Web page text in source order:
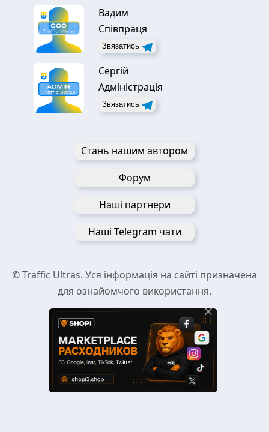
Вадим
Співпраця
Звязатись
Сергій
Адміністрація
Звязатись
Стань нашим автором
Форум
Наші партнери
Наші Telegram чати
© Traffic Ultras. Уся інформація на сайті призначена
для ознайомчого використання.
×